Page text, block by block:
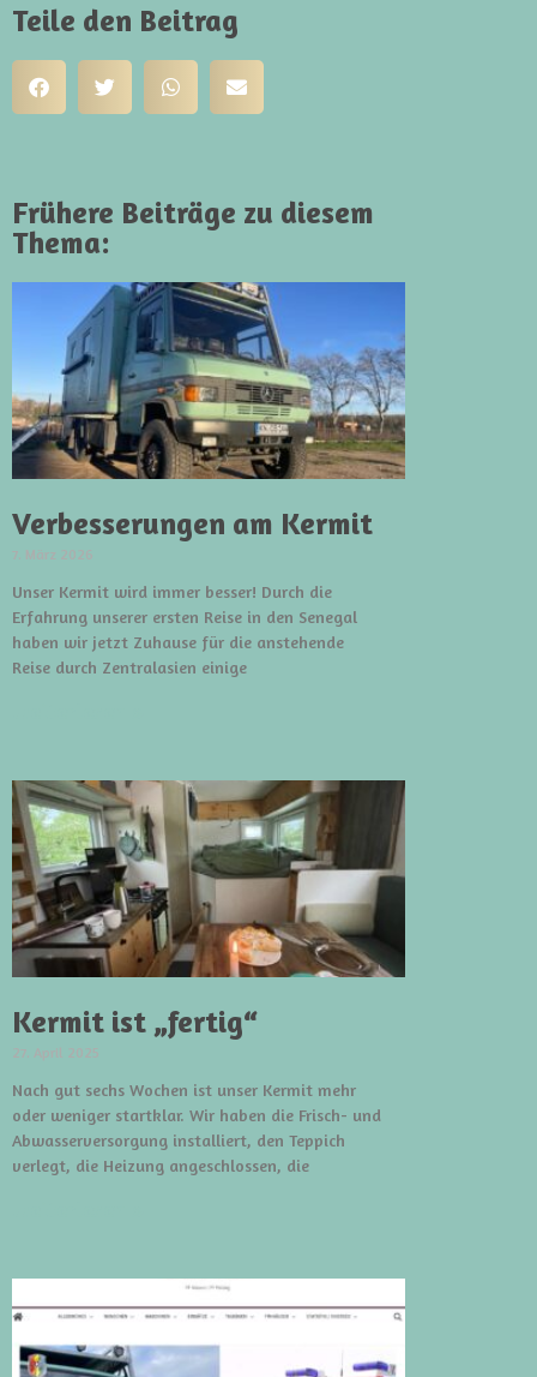
Teile den Beitrag
Frühere Beiträge zu diesem
Thema:
Verbesserungen am Kermit
7. März 2026
Unser Kermit wird immer besser! Durch die
Erfahrung unserer ersten Reise in den Senegal
haben wir jetzt Zuhause für die anstehende
Reise durch Zentralasien einige
Kermit ist „fertig“
27. April 2025
Nach gut sechs Wochen ist unser Kermit mehr
oder weniger startklar. Wir haben die Frisch- und
Abwasserversorgung installiert, den Teppich
verlegt, die Heizung angeschlossen, die